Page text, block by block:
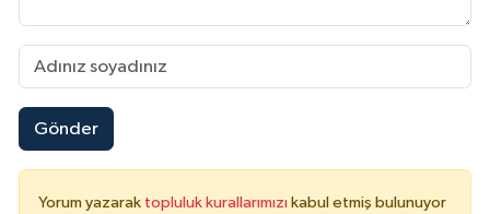
Gönder
Yorum yazarak topluluk kurallarımızı kabul etmiş bulunuyor